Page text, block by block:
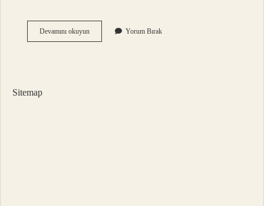
Devamını okuyunObilet
Bilet
Yorum Bırak
Sitemap